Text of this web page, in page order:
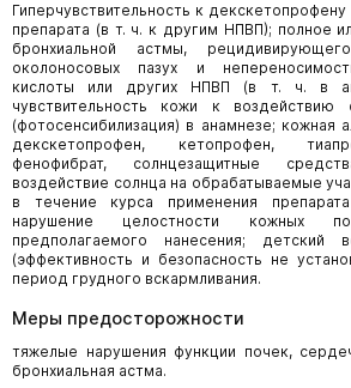
Гиперчувствительность к
препарата (в т. ч. к другим НПВП); полное
бронхиальной астмы,
околоносовых пазух и
кислоты или других НПВП (в т. ч. в
чувствительность кожи к воздействию
(фотосенсибилизация) в анамнезе; кожная
декскетопрофен, кетопрофен,
фенофибрат, солнцезащитные
воздействие солнца на обрабатываемые
в течение курса применения
нарушение целостности кожных
предполагаемого нанесения;
(эффективность и безопасность не
период грудного вскармливания.
Меры предосторожности
тяжелые нарушения функции почек,
бронхиальная астма.